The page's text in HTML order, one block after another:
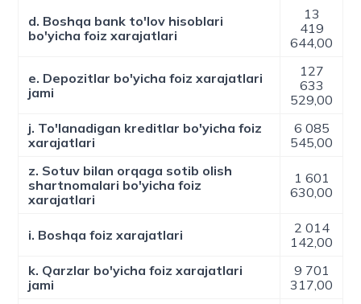
d. Boshqa bank to'lov hisoblari
bo'yicha foiz xarajatlari
13
419
644,00
e. Depozitlar bo'yicha foiz xarajatlari
jami
127
633
529,00
j. To'lanadigan kreditlar bo'yicha foiz
xarajatlari
6 085
545,00
z. Sotuv bilan orqaga sotib olish
shartnomalari bo'yicha foiz
xarajatlari
1 601
630,00
i. Boshqa foiz xarajatlari
2 014
142,00
k. Qarzlar bo'yicha foiz xarajatlari
jami
9 701
317,00